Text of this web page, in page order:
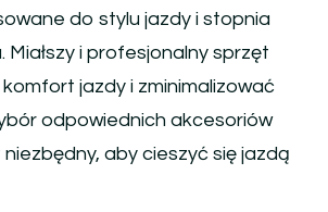
do stylu jazdy i stopnia
Miałszy i profesjonalny sprzęt
jazdy i zminimalizować
odpowiednich akcesoriów
aby cieszyć się jazdą